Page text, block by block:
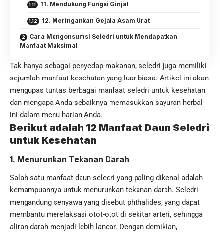
11. Mendukung Fungsi Ginjal
12. Meringankan Gejala Asam Urat
Cara Mengonsumsi Seledri untuk Mendapatkan
Manfaat Maksimal
Tak hanya sebagai penyedap makanan, seledri juga memiliki
sejumlah manfaat kesehatan yang luar biasa. Artikel ini akan
mengupas tuntas berbagai manfaat seledri untuk kesehatan
dan mengapa Anda sebaiknya memasukkan sayuran herbal
ini dalam menu harian Anda.
Berikut adalah 12 Manfaat Daun Seledri
untuk Kesehatan
1. Menurunkan Tekanan Darah
Salah satu manfaat daun seledri yang paling dikenal adalah
kemampuannya untuk menurunkan tekanan darah. Seledri
mengandung senyawa yang disebut phthalides, yang dapat
membantu merelaksasi otot-otot di sekitar arteri, sehingga
aliran darah menjadi lebih lancar. Dengan demikian,